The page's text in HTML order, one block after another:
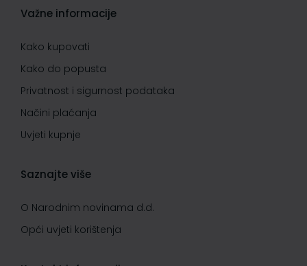
Važne informacije
Kako kupovati
Kako do popusta
Privatnost i sigurnost podataka
Načini plaćanja
Uvjeti kupnje
Saznajte više
O Narodnim novinama d.d.
Opći uvjeti korištenja